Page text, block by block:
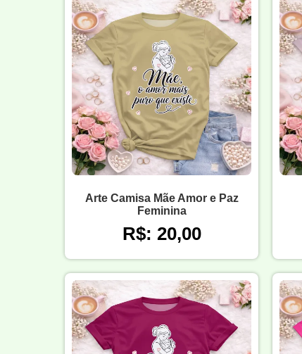
Arte Camisa Mãe Amor e Paz
Feminina
R$: 20,00